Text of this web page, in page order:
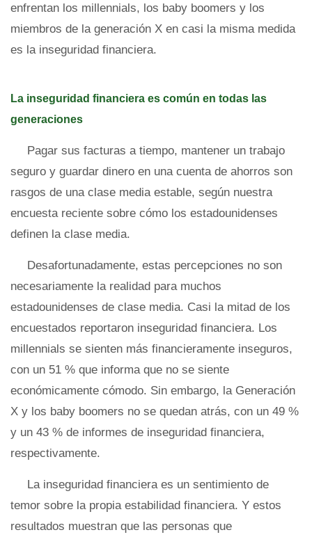
enfrentan los millennials, los baby boomers y los
miembros de la generación X en casi la misma medida
es la inseguridad financiera.
La inseguridad financiera es común en todas las
generaciones
Pagar sus facturas a tiempo, mantener un trabajo
seguro y guardar dinero en una cuenta de ahorros son
rasgos de una clase media estable, según nuestra
encuesta reciente sobre cómo los estadounidenses
definen la clase media.
Desafortunadamente, estas percepciones no son
necesariamente la realidad para muchos
estadounidenses de clase media. Casi la mitad de los
encuestados reportaron inseguridad financiera. Los
millennials se sienten más financieramente inseguros,
con un 51 % que informa que no se siente
económicamente cómodo. Sin embargo, la Generación
X y los baby boomers no se quedan atrás, con un 49 %
y un 43 % de informes de inseguridad financiera,
respectivamente.
La inseguridad financiera es un sentimiento de
temor sobre la propia estabilidad financiera. Y estos
resultados muestran que las personas que